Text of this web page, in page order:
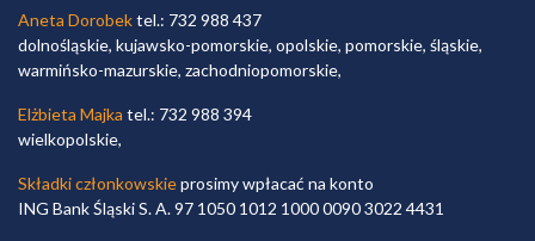
Aneta Dorobektel.: 732 988 437
dolnośląskie, kujawsko-pomorskie, opolskie, pomorskie, śląskie,
warmińsko-mazurskie, zachodniopomorskie,
Elżbieta Majka tel.: 732 988 394
wielkopolskie,
Składki członkowskieprosimy wpłacać na konto
ING Bank Śląski S. A. 97 1050 1012 1000 0090 3022 4431